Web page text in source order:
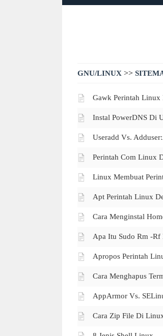
GNU/LINUX >>
Gawk Perintah Linux
Instal PowerDNS Di
Useradd Vs.
Perintah Com Linux
Linux Membuat
Apt Perintah Linux
Cara Menginstal
Apa Itu Sudo Rm -rf
Apropos Perintah
Cara Menghapus
AppArmor Vs.
Cara Zip File Di